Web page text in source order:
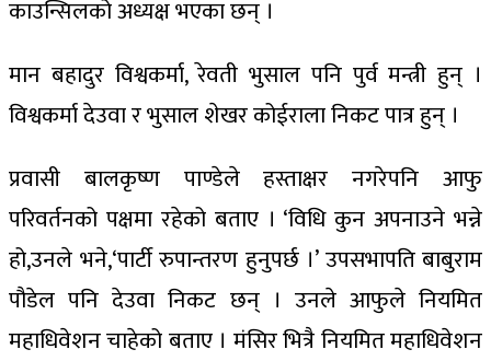
काउन्सिलको अध्यक्ष भएका छन् ।
मान बहादुर विश्वकर्मा, रेवती भुसाल पनि पुर्व मन्त्री हुन् ।
विश्वकर्मा देउवा र भुसाल शेखर कोईराला निकट पात्र हुन् ।
प्रवासी बालकृष्ण पाण्डेले हस्ताक्षर नगरेपनि आफु
परिवर्तनको पक्षमा रहेको बताए । ‘विधि कुन अपनाउने भन्ने
हो,उनले भने,‘पार्टी रुपान्तरण हुनुपर्छ ।’ उपसभापति बाबुराम
पौडेल पनि देउवा निकट छन् । उनले आफुले नियमित
महाधिवेशन चाहेको बताए । मंसिर भित्रै नियमित महाधिवेशन